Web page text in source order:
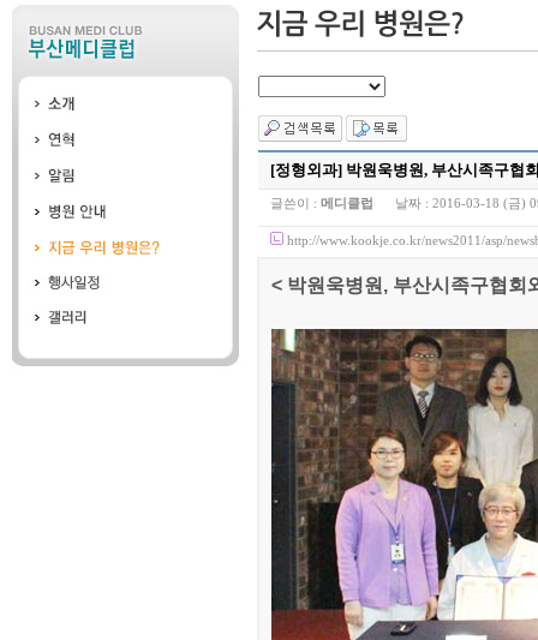
[정형외과] 박원욱병원, 부산시족구협
글쓴이 : 메디클럽 날짜 : 2016-03-18 (금)
http://www.kookje.co.kr/news2011/asp/
< 박원욱병원, 부산시족구협회